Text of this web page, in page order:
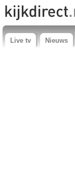
Live tv Nieuws